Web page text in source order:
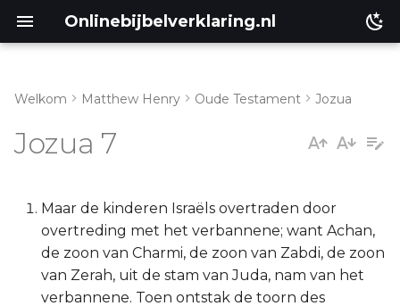
Onlinebijbelverklaring.nl
Jozua 7:6-9
Jozua 7:10-15
Jozua 7:16-26
Lukas
Johannes
Handelingen
Welkom Matthew Henry Oude Testament Jozua
Jozua 7
Maar de kinderen Israëls overtraden door
overtreding met het verbannene; want Achan,
de zoon van Charmi, de zoon van Zabdi, de zoon
van Zerah, uit de stam van Juda, nam van het
verbannene. Toen ontstak de toorn des